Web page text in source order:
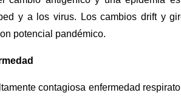
y a los virus. Los cambios drift y
potencial pandémico.
contagiosa enfermedad